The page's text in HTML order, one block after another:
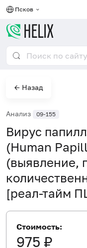
Псков
← Назад
Анализ 09-155
Вирус
(Human
(выявление,
[реал-тайм
Стоимость:
975 ₽